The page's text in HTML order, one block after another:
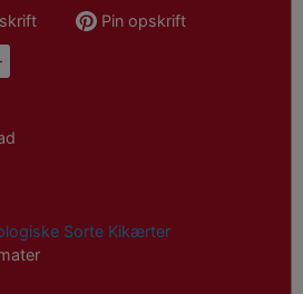
Pin opskrift
Sorte Kikærter